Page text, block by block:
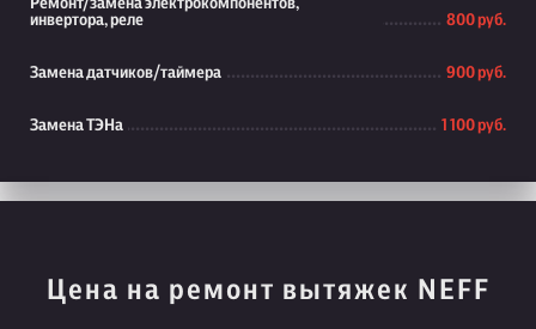
Ремонт/замена электрокомпонентов,
инвертора, реле
800 руб.
Замена датчиков/таймера 900 руб.
Замена ТЭНа 1 100 руб.
Цена на ремонт вытяжек NEFF